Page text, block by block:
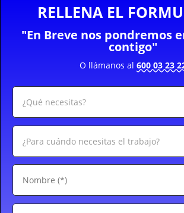
RELLENA EL
"En Breve nos pondremos
contigo"
O llámanos al 600 03 23